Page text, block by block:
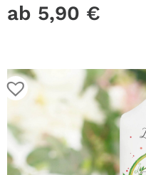
ab 5,90 €